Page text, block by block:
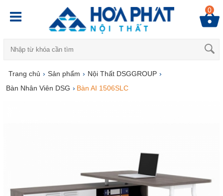
0
Trang chủ › Sản phẩm › Nội Thất DSGGROUP ›
Bàn Nhân Viên DSG › Bàn AI 1506SLC